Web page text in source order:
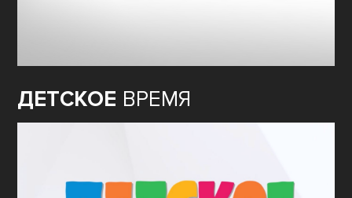
ДЕТСКОЕ ВРЕМЯ